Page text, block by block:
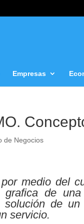
Empresas
de Negocios
medio del
grafica de
solución de
servicio.